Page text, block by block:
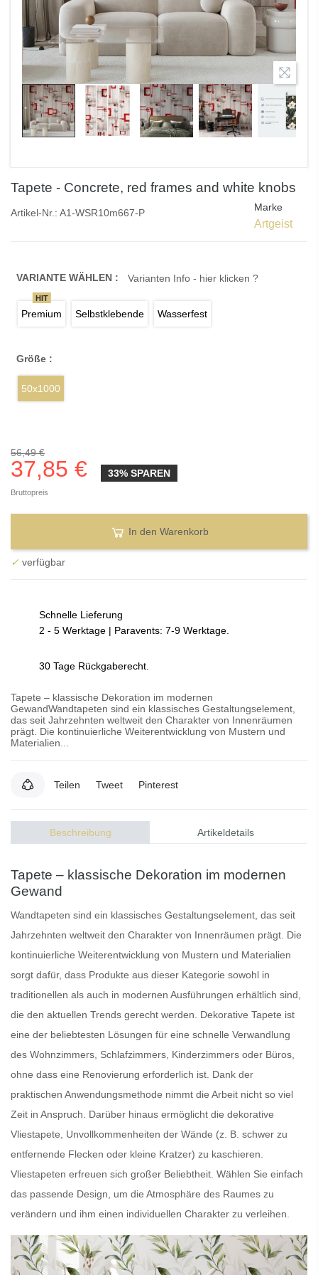
Tapete - Concrete, red frames and white knobs
Artikel-Nr.: A1-WSR10m667-P Marke
Artgeist
VARIANTE WÄHLEN : Varianten Info - hier klicken ?
Premium
HIT
Selbstklebende Wasserfest
Größe :
50x1000
56,49 €
37,85 € 33% SPAREN
Bruttopreis
In den Warenkorb
✓ verfügbar
Schnelle Lieferung
2 - 5 Werktage | Paravents: 7-9 Werktage.
30 Tage Rückgaberecht.
Tapete – klassische Dekoration im modernen
GewandWandtapeten sind ein klassisches Gestaltungselement,
das seit Jahrzehnten weltweit den Charakter von Innenräumen
prägt. Die kontinuierliche Weiterentwicklung von Mustern und
Materialien...
Teilen Tweet Pinterest
Beschreibung Artikeldetails
Tapete – klassische Dekoration im modernen
Gewand
Wandtapeten sind ein klassisches Gestaltungselement, das seit
Jahrzehnten weltweit den Charakter von Innenräumen prägt. Die
kontinuierliche Weiterentwicklung von Mustern und Materialien
sorgt dafür, dass Produkte aus dieser Kategorie sowohl in
traditionellen als auch in modernen Ausführungen erhältlich sind,
die den aktuellen Trends gerecht werden. Dekorative Tapete ist
eine der beliebtesten Lösungen für eine schnelle Verwandlung
des Wohnzimmers, Schlafzimmers, Kinderzimmers oder Büros,
ohne dass eine Renovierung erforderlich ist. Dank der
praktischen Anwendungsmethode nimmt die Arbeit nicht so viel
Zeit in Anspruch. Darüber hinaus ermöglicht die dekorative
Vliestapete, Unvollkommenheiten der Wände (z. B. schwer zu
entfernende Flecken oder kleine Kratzer) zu kaschieren.
Vliestapeten erfreuen sich großer Beliebtheit. Wählen Sie einfach
das passende Design, um die Atmosphäre des Raumes zu
verändern und ihm einen individuellen Charakter zu verleihen.